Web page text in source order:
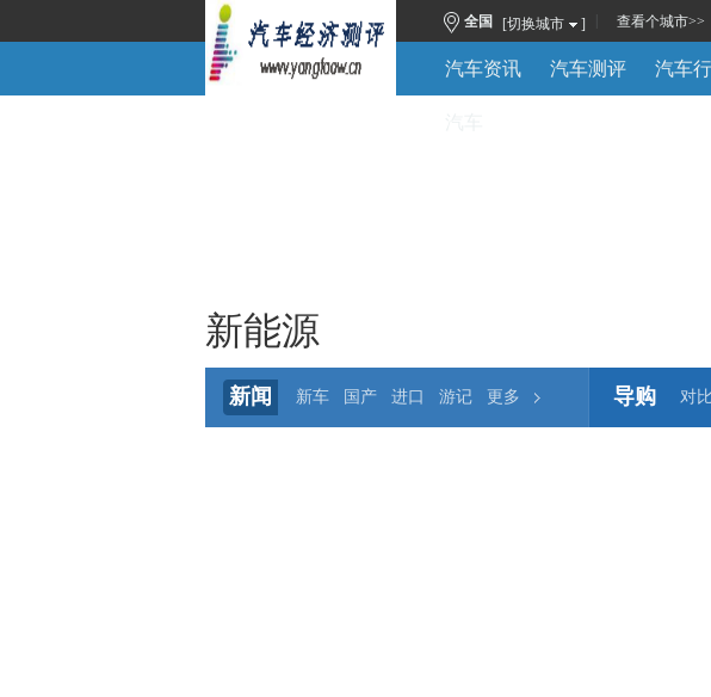
全国 [切换城市 ] 查看个城市>>
汽车资讯 汽车测评 汽车
新能源
新闻 新车 国产 进口 游记 更多 导购 对比